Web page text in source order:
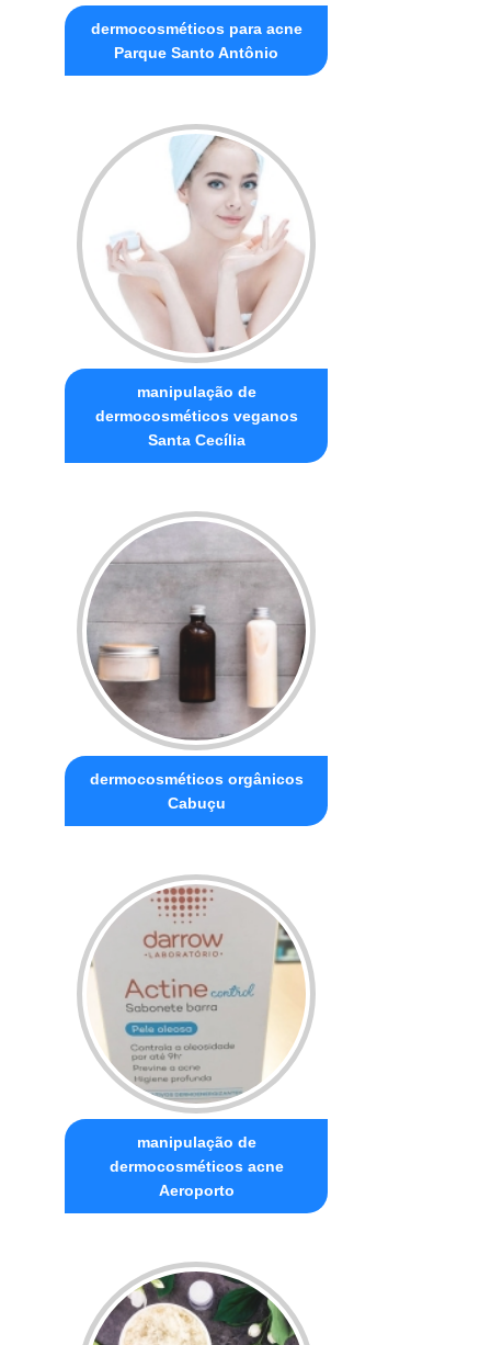
dermocosméticos para acne
Parque Santo Antônio
manipulação de
dermocosméticos veganos
Santa Cecília
dermocosméticos orgânicos
Cabuçu
manipulação de
dermocosméticos acne
Aeroporto